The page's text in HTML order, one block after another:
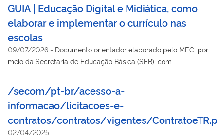
GUIA | Educação Digital e Midiática, como
elaborar e implementar o currículo nas
escolas
09/07/2026 - Documento orientador elaborado pelo MEC, por
meio da Secretaria de Educação Básica (SEB), com
as lideranças educacionais no processo de tomada de decisão
para a implementação de políticas educacionais para garantia
dos direitos de aprendizagem relacionados à Educação Digital
e Midiática.
/secom/pt-br/acesso-a-
informacao/licitacoes-e-
contratos/contratos/vigentes/
02/04/2025